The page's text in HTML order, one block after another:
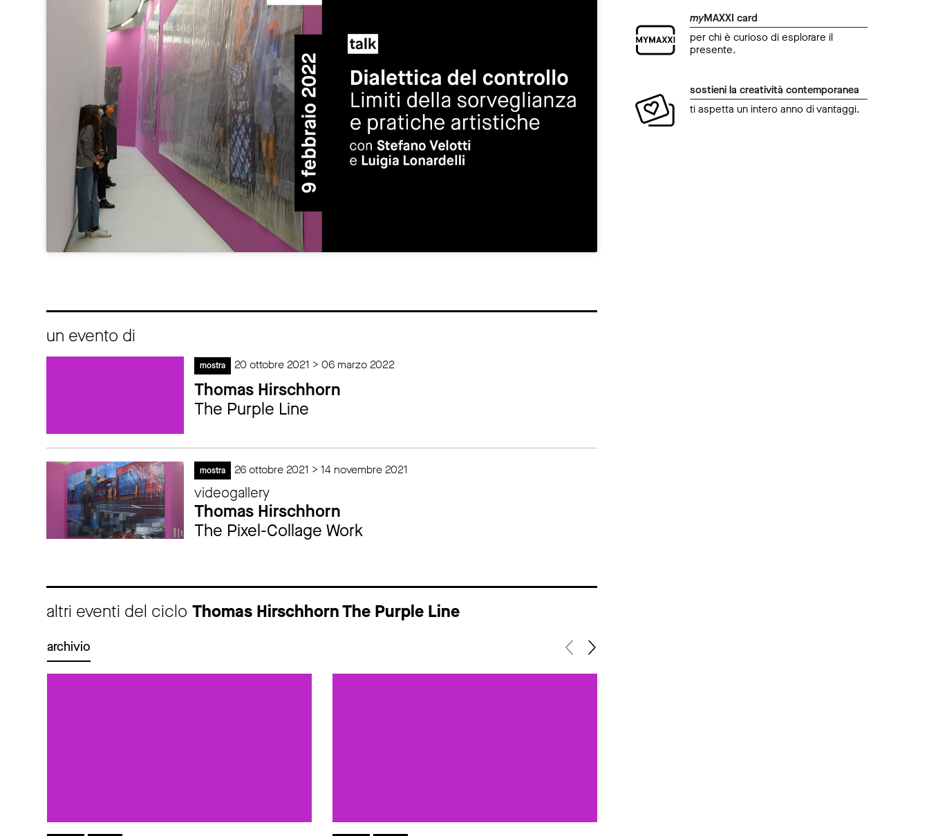
un evento di
mostra 20 ottobre 2021 > 06 marzo 2022
Thomas Hirschhorn
The Purple Line
mostra 26 ottobre 2021 > 14 novembre 2021
videogallery
Thomas Hirschhorn
The Pixel-Collage Work
altri eventi del ciclo Thomas Hirschhorn The Purple Line
archivio
myMAXXI card
per chi è curioso di esplorare il
presente.
sostieni la creatività contemporanea
ti aspetta un intero anno di vantaggi.